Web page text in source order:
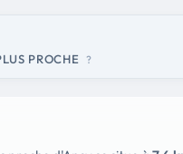
PROCHE ?